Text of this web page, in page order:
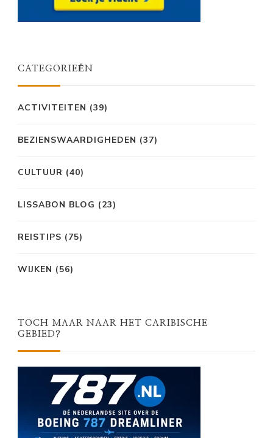
CATEGORIEËN
ACTIVITEITEN (39)
BEZIENSWAARDIGHEDEN (37)
CULTUUR (40)
LISSABON BLOG (23)
REISTIPS (75)
WIJKEN (56)
TOCH MAAR NAAR HET CARIBISCHE
GEBIED?